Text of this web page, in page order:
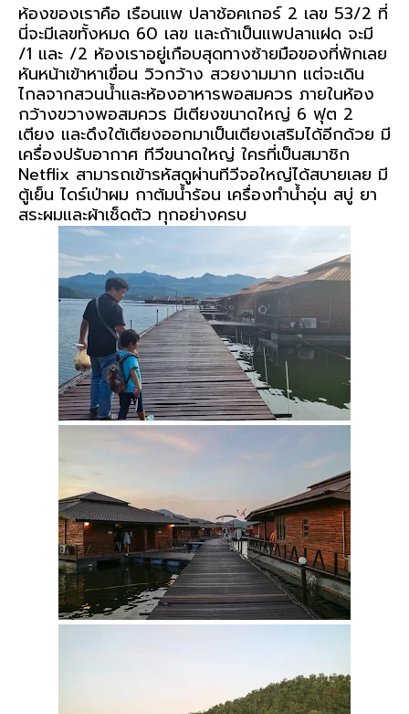
ห้องของเราคือ เรือนแพ ปลาช้อคเกอร์ 2 เลข 53/2 ที่
นี่จะมีเลขทั้งหมด 60 เลข และถ้าเป็นแพปลาแฝด จะมี
/1 และ /2 ห้องเราอยู่เกือบสุดทางซ้ายมือของที่พักเลย
หันหน้าเข้าหาเขื่อน วิวกว้าง สวยงามมาก แต่จะเดิน
ไกลจากสวนน้ำและห้องอาหารพอสมควร ภายในห้อง
กว้างขวางพอสมควร มีเตียงขนาดใหญ่ 6 ฟุต 2
เตียง และดึงใต้เตียงออกมาเป็นเตียงเสริมได้อีกด้วย มี
เครื่องปรับอากาศ ทีวีขนาดใหญ่ ใครที่เป็นสมาชิก
Netflix สามารถเข้ารหัสดูผ่านทีวีจอใหญ่ได้สบายเลย มี
ตู้เย็น ไดร์เป่าผม กาต้มน้ำร้อน เครื่องทำน้ำอุ่น สบู่ ยา
สระผมและผ้าเช็ดตัว ทุกอย่างครบ